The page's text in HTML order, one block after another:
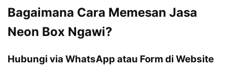
Bagaimana Cara Memesan Jasa
Neon Box Ngawi?
Hubungi via WhatsApp atau Form di Website